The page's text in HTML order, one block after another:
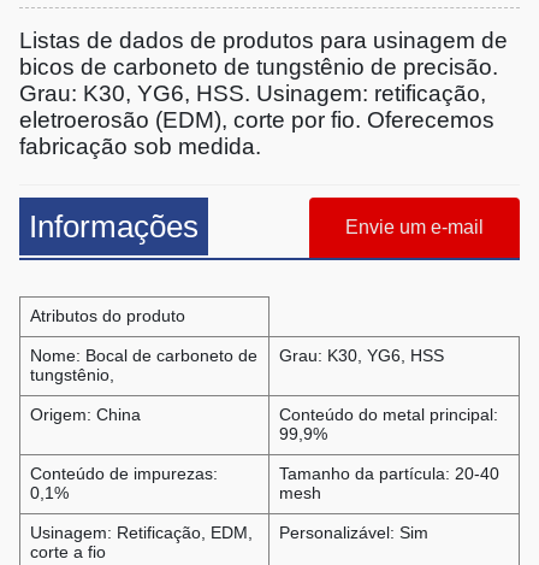
Listas de dados de produtos para usinagem de
bicos de carboneto de tungstênio de precisão.
Grau: K30, YG6, HSS. Usinagem: retificação,
eletroerosão (EDM), corte por fio. Oferecemos
fabricação sob medida.
Informações Envie um e-mail
Atributos do produto
Nome: Bocal de carboneto de
tungstênio,
Grau: K30, YG6, HSS
Origem: China
Conteúdo do metal principal:
99,9%
Conteúdo de impurezas:
0,1%
Tamanho da partícula: 20-40
mesh
Usinagem: Retificação, EDM,
corte a fio
Personalizável: Sim